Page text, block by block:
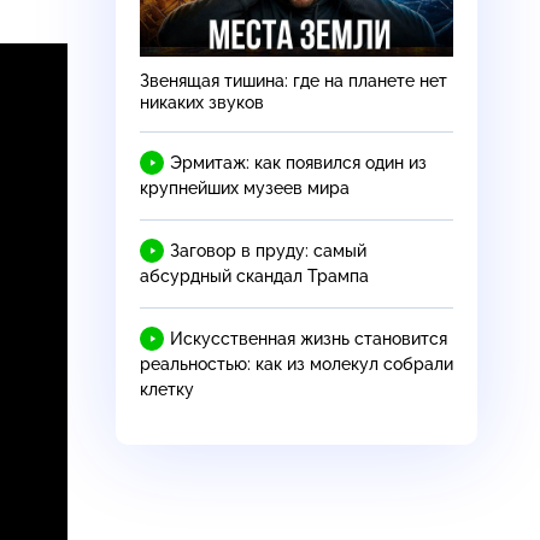
Звенящая тишина: где на планете нет
никаких звуков
Эрмитаж: как появился один из
крупнейших музеев мира
Заговор в пруду: самый
абсурдный скандал Трампа
Искусственная жизнь становится
реальностью: как из молекул собрали
клетку